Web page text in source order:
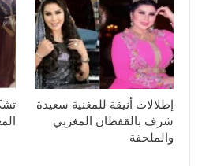
إطلالات أنيقة للمغنية سعيدة
شرف بالقفطان المغربي
والملحفة